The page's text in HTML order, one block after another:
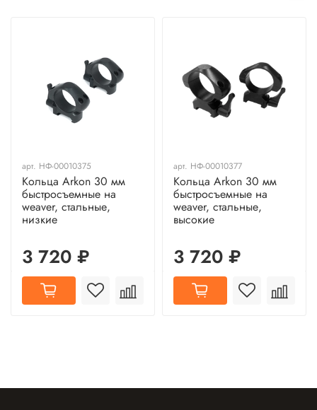
арт. НФ-00010375
Кольца Arkon 30 мм
быстросъемные на
weaver, стальные,
низкие
3 720 ₽
арт. НФ-00010377
Кольца Arkon 30 мм
быстросъемные на
weaver, стальные,
высокие
3 720 ₽